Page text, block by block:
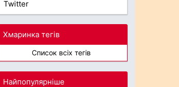
Twitter
Хмаринка тегів
Список всіх тегів
Найпопулярніше